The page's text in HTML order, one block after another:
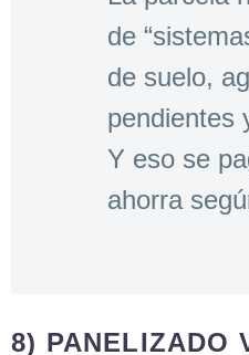
de
de suelo,
pendientes
Y eso se
ahorra
8) PANELIZADO